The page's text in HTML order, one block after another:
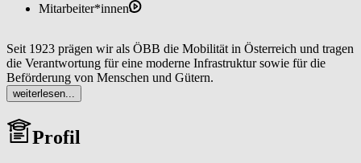
Mitarbeiter*innen
Seit 1923 prägen wir als ÖBB die Mobilität in Österreich und tragen
die Verantwortung für eine moderne Infrastruktur sowie für die
Beförderung von Menschen und Gütern.
Eine Karriere bei den ÖBB ist nicht nur vielfältig, sondern auch
sinnstiftend: Als größtes Klimaschutzunternehmen im
Mobilitätssektor bewegen wir ganz Österreich, treiben die
österreichische Wirtschaft voran, fördern Innovation und sind ein
weiterlesen...
Profil